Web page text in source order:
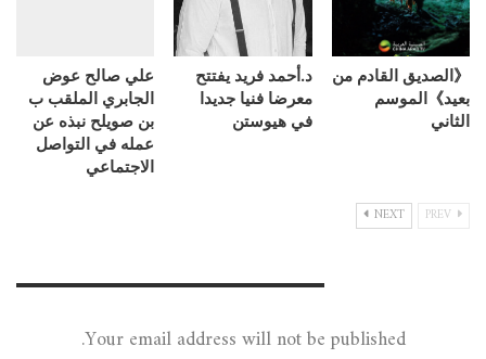
《الصديق القادم من
بعيد》الموسم
الثاني
د.أحمد فريد يفتتح
معرضا فنيا جديدا
في هيوستن
علي صالح عوض
الجابري الملقب ب
بن صويلح نبذه عن
عمله في التواصل
الاجتماعي
NEXT
Your email address will not be published.